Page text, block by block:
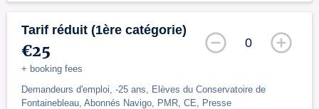
Tarif réduit (1ère catégorie)
€25
+ booking fees
Demandeurs d'emploi, -25 ans, Elèves du Conservatoire de
Fontainebleau, Abonnés Navigo, PMR, CE, Presse
0